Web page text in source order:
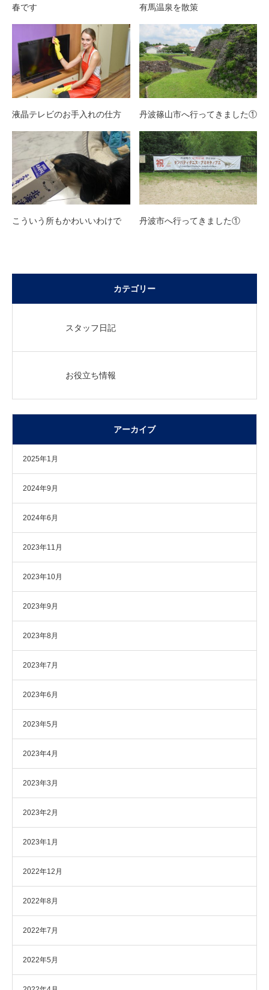
春です 有馬温泉を散策
液晶テレビのお手入れの仕方 丹波篠山市へ行ってきました①
こういう所もかわいいわけで 丹波市へ行ってきました①
カテゴリー
スタッフ日記
お役立ち情報
アーカイブ
2025年1月
2024年9月
2024年6月
2023年11月
2023年10月
2023年9月
2023年8月
2023年7月
2023年6月
2023年5月
2023年4月
2023年3月
2023年2月
2023年1月
2022年12月
2022年8月
2022年7月
2022年5月